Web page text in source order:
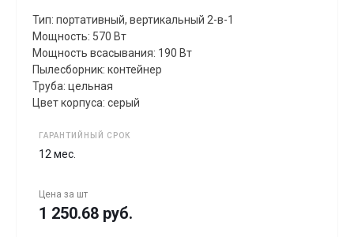
Тип: портативный, вертикальный 2-в-1
Мощность: 570 Вт
Мощность всасывания: 190 Вт
Пылесборник: контейнер
Труба: цельная
Цвет корпуса: серый
ГАРАНТИЙНЫЙ СРОК
12 мес.
Цена за шт
1 250.68 руб.